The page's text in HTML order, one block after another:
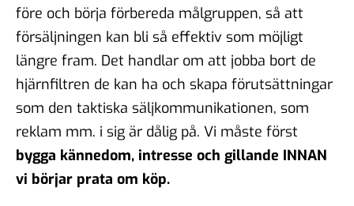
före och börja förbereda målgruppen, så att
försäljningen kan bli så effektiv som möjligt
längre fram. Det handlar om att jobba bort de
hjärnfiltren de kan ha och skapa förutsättningar
som den taktiska säljkommunikationen, som
reklam mm. i sig är dålig på. Vi måste först
bygga kännedom, intresse och gillande INNAN
vi börjar prata om köp.